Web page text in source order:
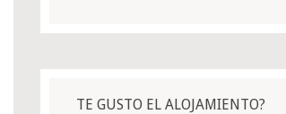
TE GUSTO EL ALOJAMIENTO?